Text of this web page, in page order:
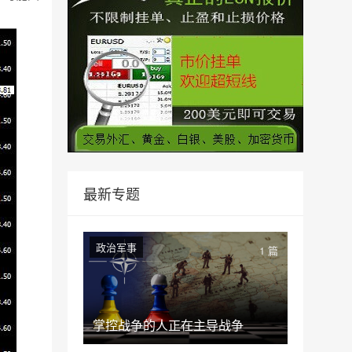
最新专题
掌控战争的人正在主导战争
政治军事 1 篇